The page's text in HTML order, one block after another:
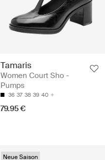
Tamaris
Women Court Sho -
Pumps
36 37 38 39 40
79.95 €
Neue Saison